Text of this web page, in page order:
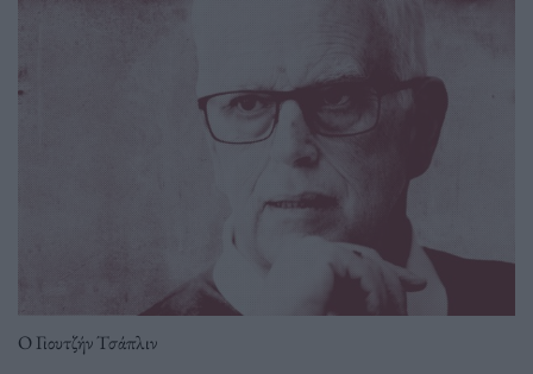
Ο Γιουτζήν Τσάπλιν